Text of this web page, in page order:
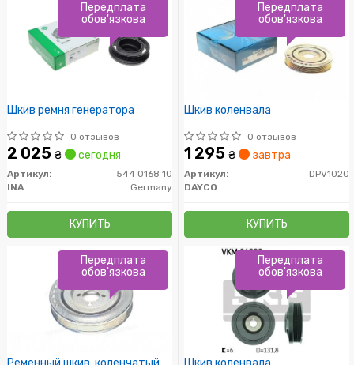
Шкив ремня генератора
0 отзывов
2 025 ₴ сегодня
Артикул:
544 0168 10
INA
Germany
КУПИТЬ
Передплата
обов'язкова
Шкив коленвала
0 отзывов
1 295 ₴ завтра
Артикул:
DPV1020
DAYCO
КУПИТЬ
Передплата
обов'язкова
Передплата
обов'язкова
Передплата
обов'язкова